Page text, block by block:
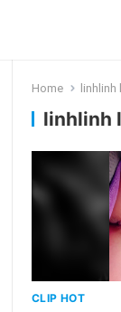
Home linhlinh
linhlinh
CLIP HOT